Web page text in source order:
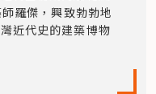
羅傑，興致勃勃地
近代史的建築博物